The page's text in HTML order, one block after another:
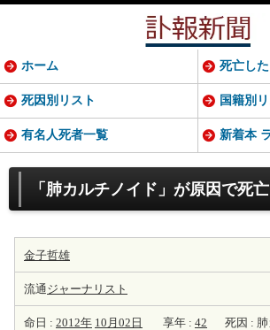
「肺カルチノイド」が原因で死
金子哲雄
流通ジャーナリスト
命日 : 2012年 10月02日 享年 : 42 死因 :
ホーム 死亡し
死因別リスト 国籍別
有名人死者一覧 新着本